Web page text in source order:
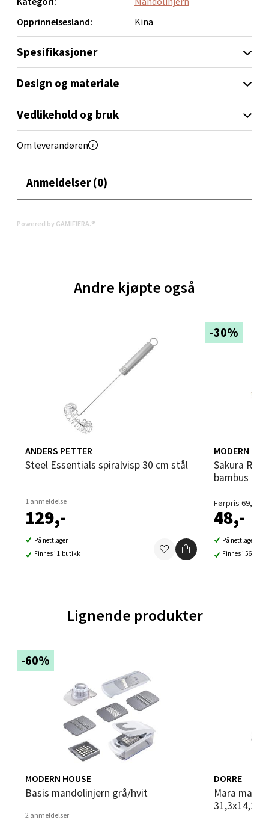
Opprinnelsesland:
Kina
Spesifikasjoner
Design og materiale
Vedlikehold og bruk
Om leverandøren
Anmeldelser (0)
Powered by GAMIFIERA.®
Andre kjøpte også
ANDERS PETTER
Steel Essentials spiralvisp 30 cm stål
1 anmeldelse
129,-
På nettlager
Finnes i 1 butikk
-30%
MODERN
Sakura Roll sushimatte 24x24 cm
bambus
Førpris 69,-
48,-
På nettlager
Finnes i 56
Lignende produkter
-60%
MODERN HOUSE
Basis mandolinjern grå/hvit
2 anmeldelser
DORRE
Mara mandolin med fot
Orkanger - Thon Senter Orkanger
Thon Senter Orkanger, Orkdalsveien 113, 7300
Orkanger
Åpent i dag 09-20
Velg
Brodtkorbsgate 7, 1338 Sandvika
Åpent i dag 10-21
Bergen - Thon Senter Sartor
Sartorvegen 12, 5353 Straume
Åpent i dag 10-21
0 i butikk
Velg
Trondheim - Sirkus Shopping
0 i butikk
Ski - Thon Senter Ski
Ski Storsenter, Jernbanesvingen 6, 1400 Ski
Åpent i dag 10-21
0 i butikk
Velg